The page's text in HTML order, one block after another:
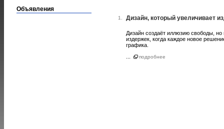
Объявления
1. Дизайн, который увеличивает
Дизайн создаёт иллюзию свободы, но
издержек, когда каждое новое
графика.
подробнее